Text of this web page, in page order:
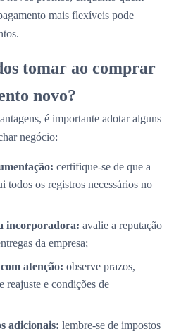
mais flexíveis pode
tomar ao comprar
novo?
é importante adotar alguns
negócio:
certifique-se de que a
todos os registros necessários no
incorporadora: avalie a reputação
da empresa;
atenção: observe prazos,
reajuste e condições de
adicionais: lembre-se de impostos